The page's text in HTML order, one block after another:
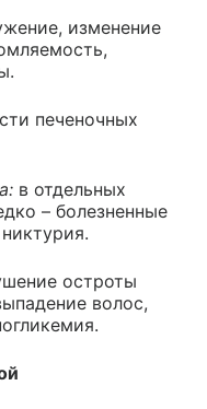
изменение
печеночных
в отдельных
– болезненные
остроты
волос,